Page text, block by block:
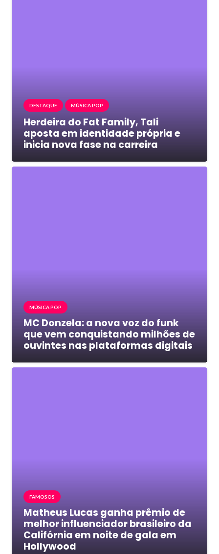
DESTAQUE MÚSICA POP
Herdeira do Fat Family, Tali
aposta em identidade própria e
inicia nova fase na carreira
MÚSICA POP
MC Donzela: a nova voz do funk
que vem conquistando milhões de
ouvintes nas plataformas digitais
FAMOSOS
Matheus Lucas ganha prêmio de
melhor influenciador brasileiro da
Califórnia em noite de gala em
Hollywood